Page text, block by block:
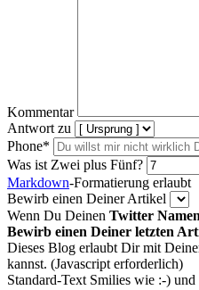
Kommentar
Antwort zu
Phone*
Was ist Zwei plus Fünf?
Markdown-Formatierung erlaubt
Bewirb einen Deiner Artikel
Wenn Du Deinen Twitter Namen
Bewirb einen Deiner letzten
Dieses Blog erlaubt Dir mit
kannst. (Javascript erforderlich)
Standard-Text Smilies wie :-)